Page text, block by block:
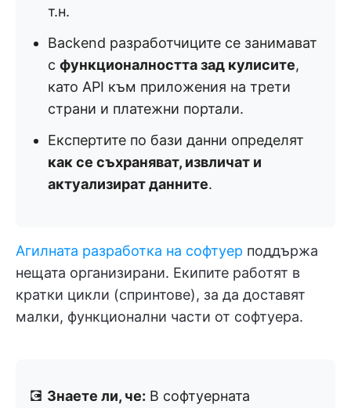
т.н.
Backend разработчиците се занимават
с функционалността зад кулисите,
като API към приложения на трети
страни и платежни портали.
Експертите по бази данни определят
как се съхраняват, извличат и
актуализират данните.
Агилната разработка на софтуер поддържа
нещата организирани. Екипите работят в
кратки цикли (спринтове), за да доставят
малки, функционални части от софтуера.
💽 Знаете ли, че: В софтуерната